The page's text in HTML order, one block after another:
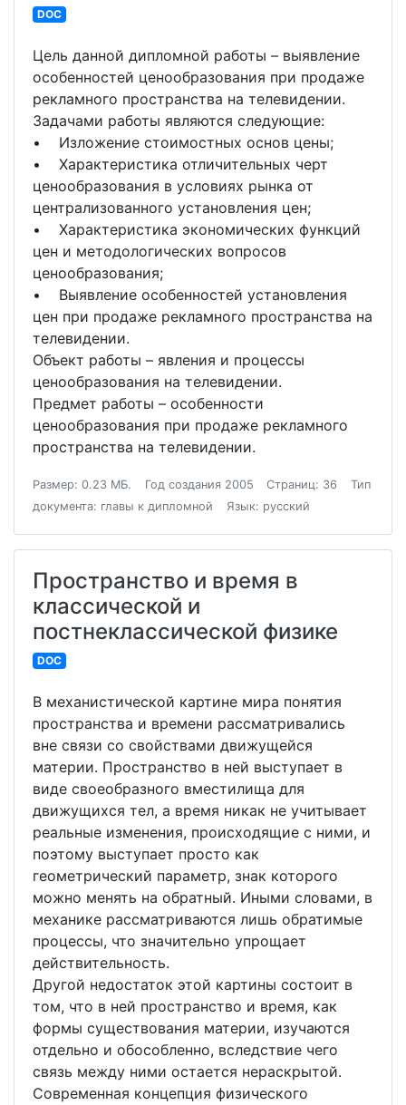
DOC
Цель данной дипломной работы – выявление
особенностей ценообразования при продаже
рекламного пространства на телевидении.
Задачами работы являются следующие:
• Изложение стоимостных основ цены;
• Характеристика отличительных черт
ценообразования в условиях рынка от
централизованного установления цен;
• Характеристика экономических функций
цен и методологических вопросов
ценообразования;
• Выявление особенностей установления
цен при продаже рекламного пространства на
телевидении.
Объект работы – явления и процессы
ценообразования на телевидении.
Предмет работы – особенности
ценообразования при продаже рекламного
пространства на телевидении.
Размер: 0.23 МБ. Год создания 2005 Страниц: 36
Тип
документа: главы к дипломной
Язык: русский
Пространство и время в
классической и
постнеклассической физике
DOC
В механистической картине мира понятия
пространства и времени рассматривались
вне связи со свойствами движущейся
материи. Пространство в ней выступает в
виде своеобразного вместилища для
движущихся тел, а время никак не учитывает
реальные изменения, происходящие с ними, и
поэтому выступает просто как
геометрический параметр, знак которого
можно менять на обратный. Иными словами, в
механике рассматриваются лишь обратимые
процессы, что значительно упрощает
действительность.
Другой недостаток этой картины состоит в
том, что в ней пространство и время, как
формы существования материи, изучаются
отдельно и обособленно, вследствие чего
связь между ними остается нераскрытой.
Современная концепция физического